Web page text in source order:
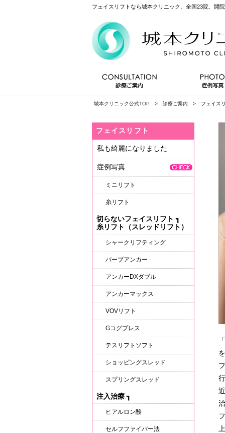
フェイスリフトなら城本クリニック。全国23院、開
城本クリニック公式TOP > 診療ご案内 > フェイス
フェイスリフト
私も綺麗になりました
症例写真
ミニリフト
糸リフト
切らないフェイスリフト ┓
糸リフト（スレッドリフト）
シャークリフティング
バーブアンカー
アンカーDXダブル
アンカーマックス
VOVリフト
Gコグプレス
テスリフトソフト
ショッピングスレッド
スプリングスレッド
注入治療 ┓
ヒアルロン酸
セルフファイバー法